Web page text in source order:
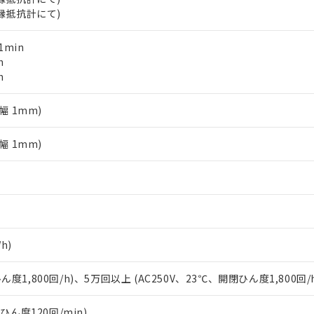
抵抗計にて)
1mm)
1mm)
度1,800回/h)、5万回以上 (AC250V、23℃、開閉ひん度1,800回/
ます。
質）の非含有証明書
（当社基準）
タル酸エステル類４物質の対応では、対応完了までの期間は出
欄に対応日を記載しておりました。
への在庫切替を完了していることから、特段のことがない限り、
。